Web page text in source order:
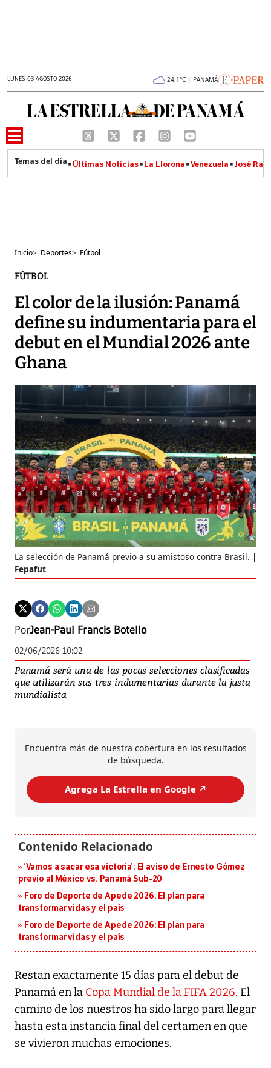
LUNES 03 AGOSTO 2026 24.1°C | PANAMÁ
Últimas Noticias La Llorona Venezuela José
Inicio> Deportes> Fútbol
FÚTBOL
El color de la ilusión: Panamá
define su indumentaria para el
debut en el Mundial 2026 ante
Ghana
La selección de Panamá previo a su amistoso contra Brasil.
Fepafut
PorJean-Paul Francis Botello
02/06/2026 10:02
Panamá será una de las pocas selecciones clasificadas
que utilizarán sus tres indumentarias durante la justa
mundialista
Encuentra más de nuestra cobertura en los resultados
de búsqueda.
Agrega La Estrella en Google ↗️
‘Vamos a sacar esa victoria’: El aviso de Ernesto Gómez
previo al México vs. Panamá Sub-20
Foro de Deporte de Apede 2026: El plan para
transformar vidas y el país
Foro de Deporte de Apede 2026: El plan para
transformar vidas y el país
Restan exactamente 15 días para el debut de
Panamá en la Copa Mundial de la FIFA 2026. El
camino de los nuestros ha sido largo para llegar
hasta esta instancia final del certamen en que
se vivieron muchas emociones.